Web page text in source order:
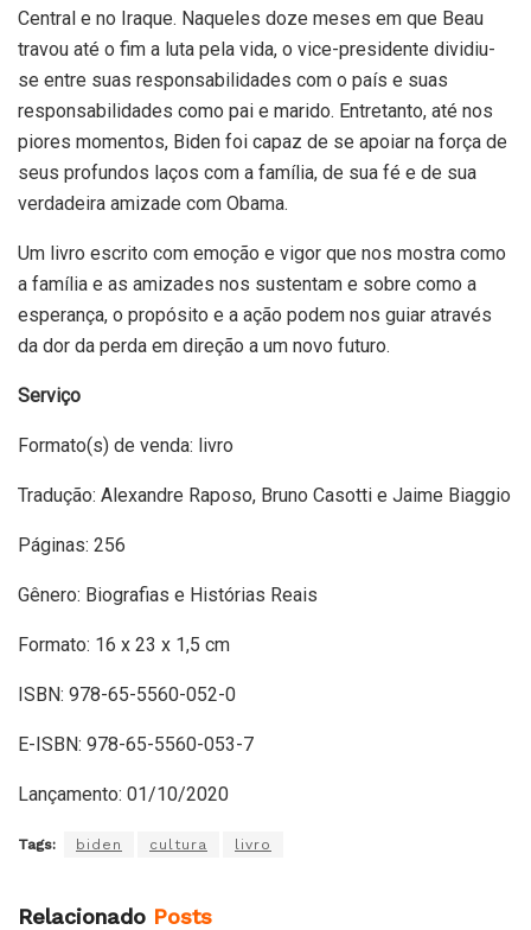
Central e no Iraque. Naqueles doze meses em que Beau
travou até o fim a luta pela vida, o vice-presidente dividiu-
se entre suas responsabilidades com o país e suas
responsabilidades como pai e marido. Entretanto, até nos
piores momentos, Biden foi capaz de se apoiar na força de
seus profundos laços com a família, de sua fé e de sua
verdadeira amizade com Obama.
Um livro escrito com emoção e vigor que nos mostra como
a família e as amizades nos sustentam e sobre como a
esperança, o propósito e a ação podem nos guiar através
da dor da perda em direção a um novo futuro.
Serviço
Formato(s) de venda: livro
Tradução: Alexandre Raposo, Bruno Casotti e Jaime Biaggio
Páginas: 256
Gênero: Biografias e Histórias Reais
Formato: 16 x 23 x 1,5 cm
ISBN: 978-65-5560-052-0
E-ISBN: 978-65-5560-053-7
Lançamento: 01/10/2020
Tags: biden cultura livro
Relacionado Posts